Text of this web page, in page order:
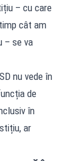
– cu care
cât am
– se va
nu vede în
de
în
ar